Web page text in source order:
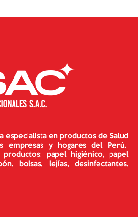
especialista en productos de Salud
empresas y hogares del Perú.
productos: papel higiénico, papel
bolsas, lejías, desinfectantes,